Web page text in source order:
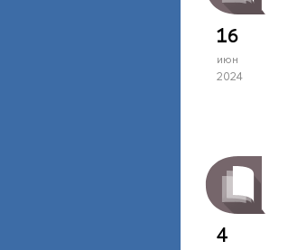
16
июн
2024
4